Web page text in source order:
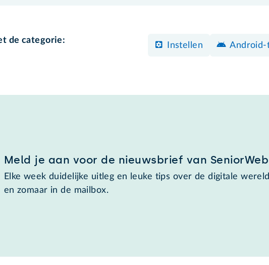
de categorie:
Instellen Android-
Meld je aan voor de nieuwsbrief van SeniorWeb
Elke week duidelijke uitleg en leuke tips over de digitale
en zomaar in de mailbox.